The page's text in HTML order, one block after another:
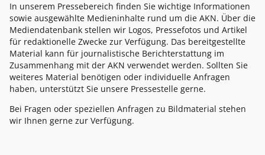
In unserem Pressebereich finden Sie wichtige Informationen
sowie ausgewählte Medieninhalte rund um die AKN. Über die
Mediendatenbank stellen wir Logos, Pressefotos und Artikel
für redaktionelle Zwecke zur Verfügung. Das bereitgestellte
Material kann für journalistische Berichterstattung im
Zusammenhang mit der AKN verwendet werden. Sollten Sie
weiteres Material benötigen oder individuelle Anfragen
haben, unterstützt Sie unsere Pressestelle gerne.
Bei Fragen oder speziellen Anfragen zu Bildmaterial stehen
wir Ihnen gerne zur Verfügung.